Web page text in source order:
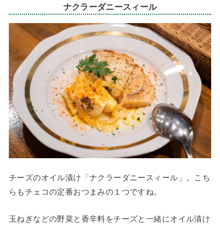
ナクラーダニースィール
チーズのオイル漬け「ナクラーダニースィール」。こち
らもチェコの定番おつまみの１つですね。
玉ねぎなどの野菜と香辛料をチーズと一緒にオイル漬け